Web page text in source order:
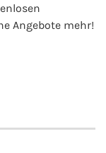
Angebote mehr!